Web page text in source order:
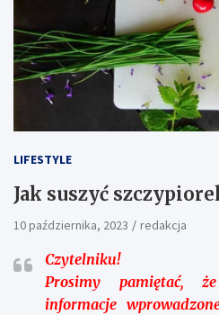
LIFESTYLE
Jak suszyć
10 października, 2023 redakcja
Czytelniku!
Prosimy pamiętać,
informacje